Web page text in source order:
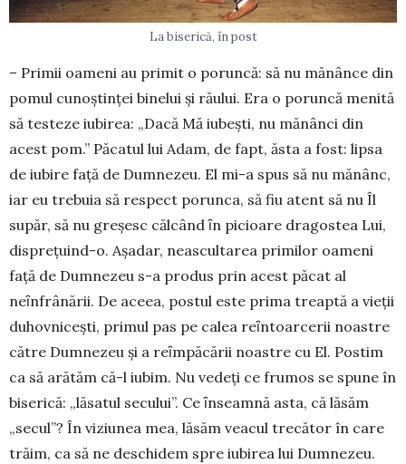
La biserică, în post
– Primii oameni au primit o poruncă: să nu mănânce din
pomul cunoștinței binelui și răului. Era o poruncă menită
să testeze iubirea: „Dacă Mă iubeşti, nu mănânci din
acest pom.” Păcatul lui Adam, de fapt, ăsta a fost: lipsa
de iubire faţă de Dumnezeu. El mi-a spus să nu mănânc,
iar eu trebuia să respect porunca, să fiu atent să nu Îl
supăr, să nu greşesc căl­când ȋn picioare dragostea Lui,
dispreţuind-o. Așadar, neascul­ta­rea primilor oameni
față de Dumnezeu s-a produs prin acest păcat al
neȋnfrânării. De aceea, postul este prima treaptă a vieţii
duhovniceşti, primul pas pe ca­lea reȋntoarcerii noastre
către Dumnezeu şi a reȋmpăcării noas­tre cu El. Postim
ca să arătăm că-l iubim. Nu vedeţi ce frumos se spune în
biserică: „lăsatul secului”. Ce ȋnseamnă asta, că lăsăm
„secul”? În viziunea mea, lăsăm veacul trecător în care
trăim, ca să ne deschidem spre iubirea lui Dumnezeu.